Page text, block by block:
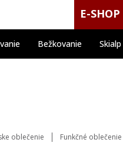
E-SHOP
Bežkovanie Skialp
oblečenie Funkčné oblečenie